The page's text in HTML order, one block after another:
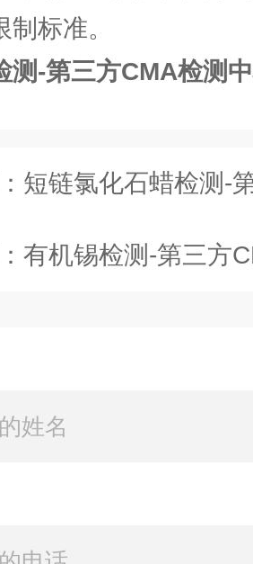
标准。
测-第三方CMA检测
短链氯化石蜡检测-
有机锡检测-第三方